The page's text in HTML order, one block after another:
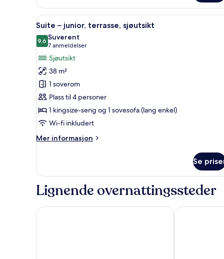
–
superior,
balkong,
sjøutsikt
Åpne
alle
bildene
av
Suite
–
junior,
terrasse,
sjøutsikt
Suite – junior, terrasse,
21
Suite – junior, terrasse, sjøutsikt
9,69,6 av 10
Suverent
7 anmeldelser
(7
anmeldelser)
Sjøutsikt
38 m²
1 soverom
Plass til 4 personer
1 kingsize-seng og 1 sovesofa (lang enkel)
Wi-fi inkludert
Mer informasjon
Mer
–
terrasse,
Se
Lignende overnattingssteder
Marincanto Hotel Savoia